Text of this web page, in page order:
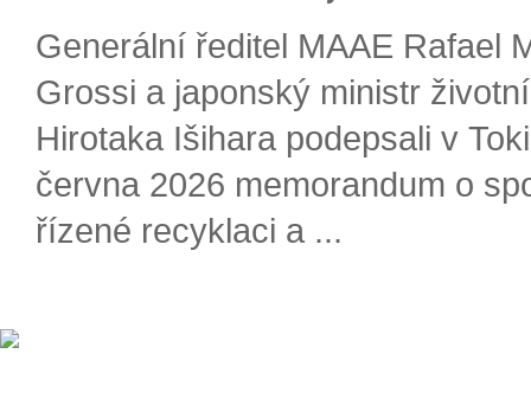
Generální ředitel MAAE Rafael
Grossi a japonský ministr
Hirotaka Išihara podepsali v
června 2026 memorandum o
řízené recyklaci a ...